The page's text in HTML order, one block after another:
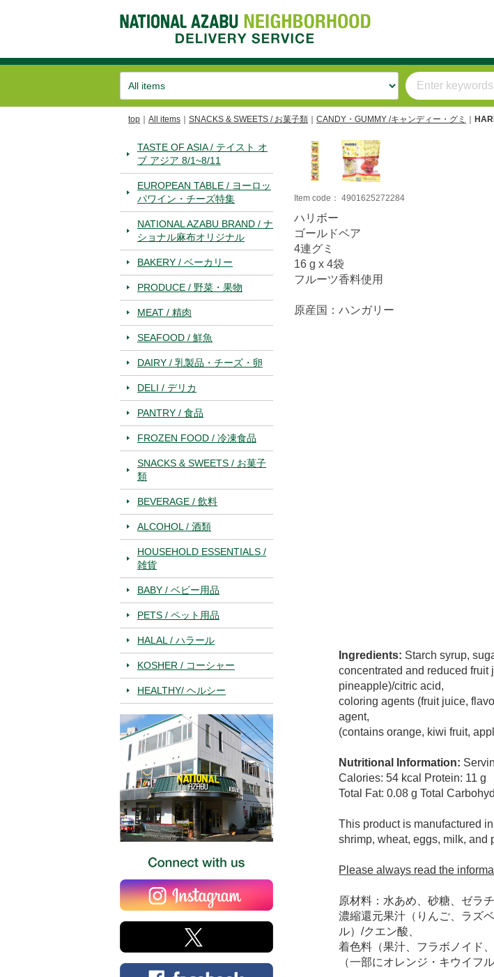
top All items SNACKS & SWEETS / お菓子類 CANDY・GUMMY /キャンディー・グミ
TASTE OF ASIA / テイスト オ
ブ アジア 8/1~8/11
EUROPEAN TABLE / ヨーロッ
パワイン・チーズ特集
NATIONAL AZABU BRAND / ナ
ショナル麻布オリジナル
BAKERY / ベーカリー
PRODUCE / 野菜・果物
MEAT / 精肉
SEAFOOD / 鮮魚
DAIRY / 乳製品・チーズ・卵
DELI / デリカ
PANTRY / 食品
FROZEN FOOD / 冷凍食品
SNACKS & SWEETS / お菓子
類
BEVERAGE / 飲料
ALCOHOL / 酒類
HOUSEHOLD ESSENTIALS /
雑貨
BABY / ベビー用品
PETS / ペット用品
HALAL / ハラール
KOSHER / コーシャー
HEALTHY/ ヘルシー
Item code： 4901625272284
ハリボー
ゴールドベア
4連グミ
16 g x 4袋
フルーツ香料使用
原産国：ハンガリー
Ingredients: Starch syrup,
concentrated and reduced fruit
pineapple)/citric acid,
coloring agents (fruit juice,
agent,
(contains orange, kiwi fruit,
Nutritional Information:
Calories: 54 kcal Protein: 11 g
Total Fat: 0.08 g Total
This product is manufactured
shrimp, wheat, eggs, milk, and
Please always read the
原材料：水あめ、砂糖、ゼラ
濃縮還元果汁（りんご、ラズ
ル）/クエン酸、
着色料（果汁、フラボノイド
（一部にオレンジ・キウイフ